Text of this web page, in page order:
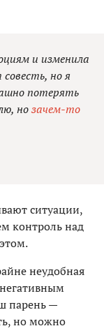
и изменила
но я
потерять
нозачем-то
ситуации,
контроль над
неудобная
парень —
но можно